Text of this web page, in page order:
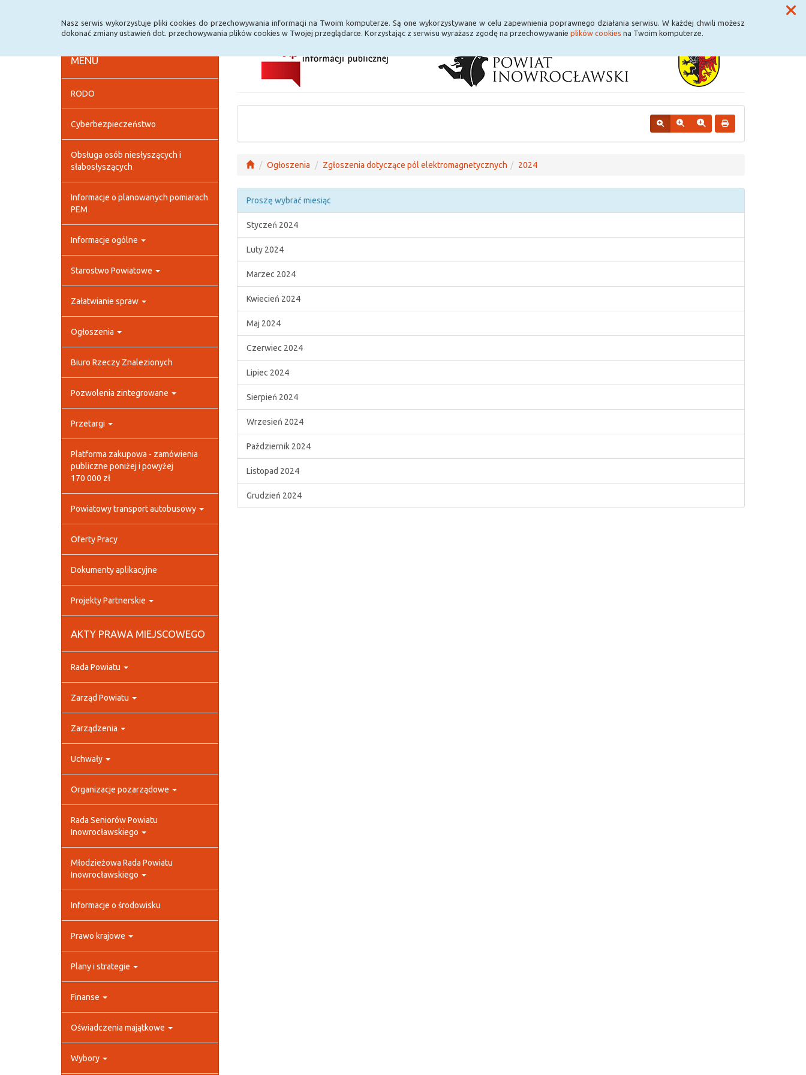
Nasz serwis wykorzystuje pliki cookies do przechowywania informacji na Twoim komputerze. Są one wykorzystywane w celu zapewnienia poprawnego działania serwisu. W każdej chwili możesz
dokonać zmiany ustawień dot. przechowywania plików cookies w Twojej przeglądarce. Korzystając z serwisu wyrażasz zgodę na przechowywanie plików cookies na Twoim komputerze.
MENU
RODO
Cyberbezpieczeństwo
Obsługa osób niesłyszących i
słabosłyszących
Informacje o planowanych pomiarach
PEM
Informacje ogólne
Starostwo Powiatowe
Załatwianie spraw
Ogłoszenia
Biuro Rzeczy Znalezionych
Pozwolenia zintegrowane
Przetargi
Platforma zakupowa - zamówienia
publiczne poniżej i powyżej
170 000 zł
Powiatowy transport autobusowy
Oferty Pracy
Dokumenty aplikacyjne
Projekty Partnerskie
AKTY PRAWA MIEJSCOWEGO
Rada Powiatu
Zarząd Powiatu
Zarządzenia
Uchwały
Organizacje pozarządowe
Rada Seniorów Powiatu
Inowrocławskiego
Młodzieżowa Rada Powiatu
Inowrocławskiego
Informacje o środowisku
Prawo krajowe
Plany i strategie
Finanse
Oświadczenia majątkowe
Wybory
Ogłoszenia Zgłoszenia dotyczące pól elektromagnetycznych 2024
Proszę wybrać miesiąc
Styczeń 2024
Luty 2024
Marzec 2024
Kwiecień 2024
Maj 2024
Czerwiec 2024
Lipiec 2024
Sierpień 2024
Wrzesień 2024
Październik 2024
Listopad 2024
Grudzień 2024